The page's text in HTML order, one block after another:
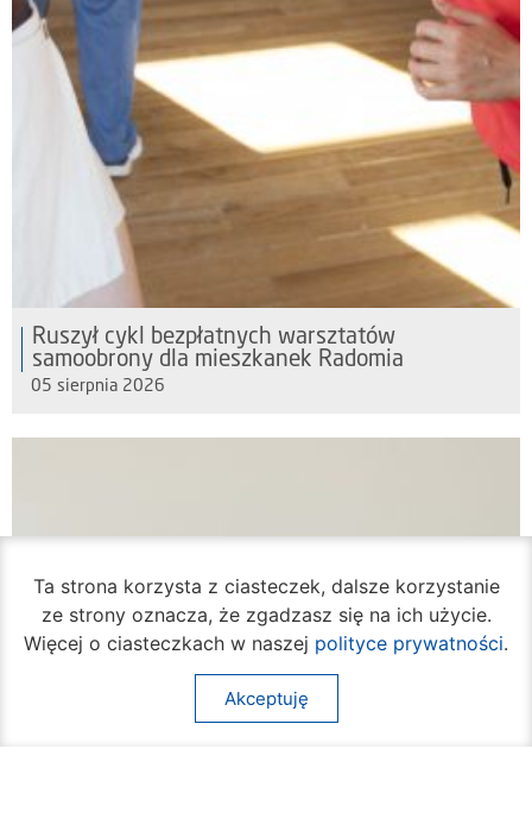
Ruszył cykl bezpłatnych warsztatów
samoobrony dla mieszkanek Radomia
05 sierpnia 2026
Ta strona korzysta z ciasteczek, dalsze korzystanie
ze strony oznacza, że zgadzasz się na ich użycie.
Więcej o ciasteczkach w naszej polityce prywatności.
Akceptuję